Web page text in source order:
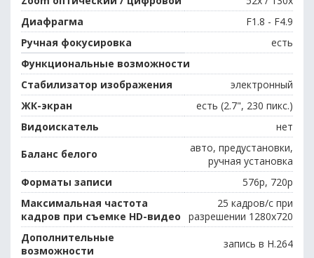
Диафрагма
F1.8 - F4.9
Ручная фокусировка
есть
Функциональные возможности
Стабилизатор изображения
электронный
ЖК-экран
есть (2.7", 230 пикс.)
Видоискатель
нет
Баланс белого
авто, предустановки,
ручная установка
Форматы записи
576p, 720p
Максимальная частота
кадров при съемке HD-видео
25 кадров/с при
разрешении 1280x720
Дополнительные
возможности
запись в H.264